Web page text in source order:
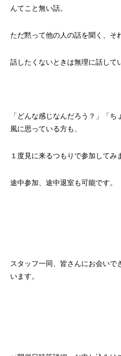
んてこと無い話。
ただ黙って他の人の話を聞く、そ
話したくないときは無理に話して
「どんな感じなんだろう？」「
風に思っている方も、
１度見に来るつもりで参加してみ
途中参加、途中退室も可能です。
スタッフ一同、皆さんにお会いで
います。